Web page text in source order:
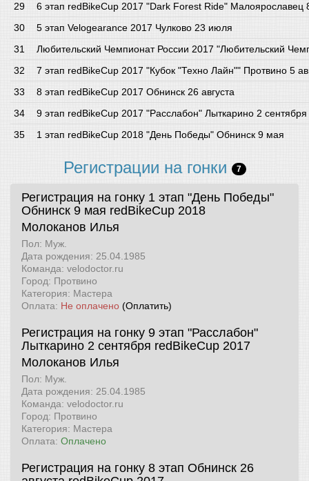
6 этап redBikeCup 2017 "Dark Forest Ride" Малоярославец
5 этап Velogearance 2017 Чулково 23 июля
Любительский Чемпионат России 2017 "Любительский
7 этап redBikeCup 2017 "Кубок "Техно Лайн"" Протвино 5
8 этап redBikeCup 2017 Обнинск 26 августа
9 этап redBikeCup 2017 "Расслабон" Лыткарино 2 сентября
1 этап redBikeCup 2018 "День Победы" Обнинск 9 мая
Регистрации на гонки 7
Регистрация на гонку 1 этап "День Победы"
Обнинск 9 мая redBikeCup 2018
Молоканов Илья
Пол: Муж.
Дата рождения: 25.04.1985
Команда: velodoctor.ru
Город: Протвино
Категория: Мастера
Оплата: Не оплачено (Оплатить)
Регистрация на гонку 9 этап "Расслабон"
Лыткарино 2 сентября redBikeCup 2017
Молоканов Илья
Пол: Муж.
Дата рождения: 25.04.1985
Команда: velodoctor.ru
Город: Протвино
Категория: Мастера
Оплата: Оплачено
Регистрация на гонку 8 этап Обнинск 26